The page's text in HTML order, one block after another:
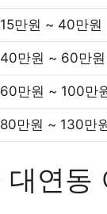
15만원 ~ 40만원
40만원 ~ 60만원
60만원 ~ 100만
80만원 ~ 130만
연동